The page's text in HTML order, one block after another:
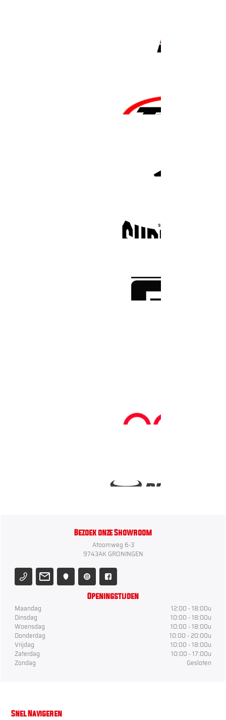
Bezoek onze Showroom
Atoomweg 6-3
9743AK GRONINGEN
Openingstijden
Maandag
12:00 - 18:00u
Dinsdag
10:00 - 18:00u
Woensdag
10:00 - 18:00u
Donderdag
10:00 - 20:00u
Vrijdag
10:00 - 18:00u
Zaterdag
10:00 - 17:00u
Zondag
Gesloten
Snel Navigeren